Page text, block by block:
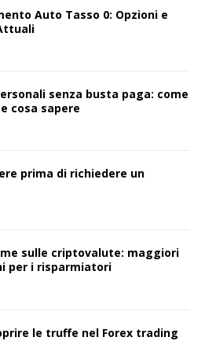
Auto Tasso 0: Opzioni e
senza busta paga: come
cosa sapere
prima di richiedere un
sulle criptovalute: maggiori
per i risparmiatori
le truffe nel Forex trading